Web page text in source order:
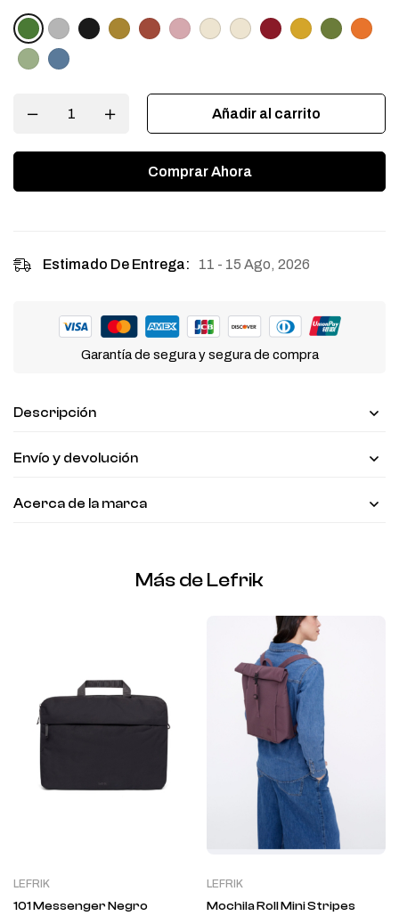
Añadir al carrito
Comprar Ahora
Estimado De Entrega: 11 - 15 Ago, 2026
Garantía de segura y segura de compra
Descripción
Envío y devolución
Acerca de la marca
Más de Lefrik
LEFRIK
101 Messenger Negro
LEFRIK
Mochila Roll Mini Stripes